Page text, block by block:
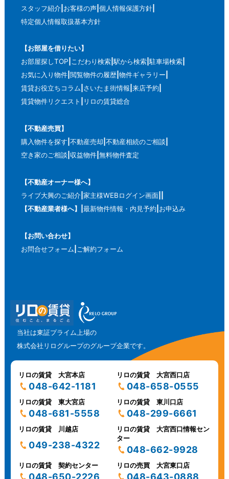
スタッフ紹介 お客様の声 個人情報保護方針
特定個人情報取扱基本方針
【お部屋を借りたい】
お部屋探しTOP こだわり検索 駅から検索 駐車場検索
お気に入り物件 閲覧物件の履歴 物件ギャラリー
賃貸お役立ちコラム さいたま街情報 来店予約
賃貸物件リクエスト
リロの賃貸総合
【不動産売買】
購入物件を探す 不動産売却 不動産相続のご相談
空き家のご相談 収益物件 無料物件査定
【不動産オーナー様へ】
ライブ大興のご紹介 家主様WEBログイン画面
【不動産業者様へ】
最新物件情報・内見予約 お申込み
【お問い合わせ】
お問合せフォーム ご解約フォーム
当社は東証プライム上場の
株式会社リログループのグループ企業です。
リロの賃貸 大宮本店
048-642-1181
リロの賃貸 大宮西口店
048-658-0555
リロの賃貸 東大宮店
048-681-5558
リロの賃貸 東川口店
048-299-6661
リロの賃貸 川越店
049-238-4322
リロの賃貸 大宮西口情報セン
ター
048-662-9928
リロの賃貸 契約センター
048-650-2226
リロの売買 大宮東口店
048-643-0888